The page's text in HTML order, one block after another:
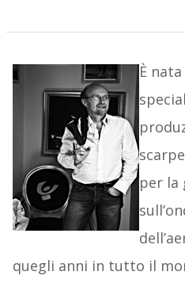
È
per la
quegli anni in tutto il